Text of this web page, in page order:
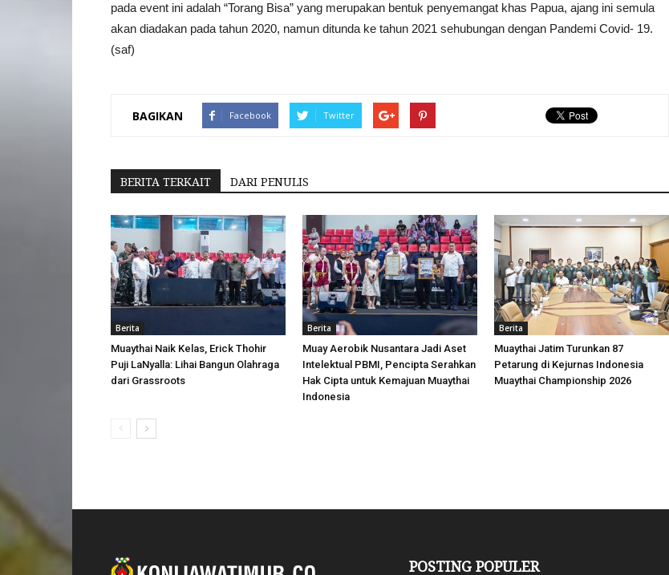
pada event ini adalah “Torang Bisa” yang merupakan bentuk penyemangat khas Papua, ajang ini semula
akan diadakan pada tahun 2020, namun ditunda ke tahun 2021 sehubungan dengan Pandemi Covid- 19.
(saf)
BAGIKAN Facebook Twitter
BERITA TERKAIT DARI PENULIS
Berita
Muaythai Naik Kelas, Erick Thohir
Puji LaNyalla: Lihai Bangun Olahraga
dari Grassroots
Berita
Muay Aerobik Nusantara Jadi Aset
Intelektual PBMI, Pencipta Serahkan
Hak Cipta untuk Kemajuan Muaythai
Indonesia
Berita
Muaythai Jatim Turunkan 87
Petarung di Kejurnas Indonesia
Muaythai Championship 2026
POSTING POPULER